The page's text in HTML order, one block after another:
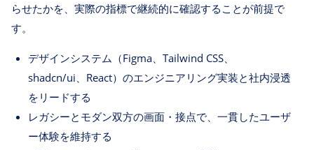
らせたかを、実際の指標で継続的に確認することが前提で
す。
デザインシステム（Figma、Tailwind CSS、
shadcn/ui、React）のエンジニアリング実装と社内浸透
をリードする
レガシーとモダン双方の画面・接点で、一貫したユーザ
ー体験を維持する